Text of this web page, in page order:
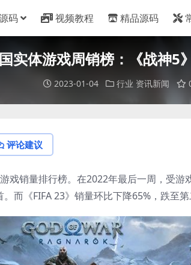
码 视频教程 精品源码
实体游戏周销榜：《战神5
2023-01-04 行业 资讯新闻
评论建议
戏销量排行榜。在2022年最后一周，受游
而《FIFA 23》销量环比下降65%，跌至第